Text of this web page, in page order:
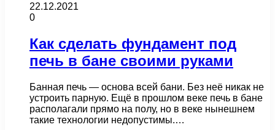
22.12.2021
0
Как сделать фундамент под
печь в бане своими руками
Банная печь — основа всей бани. Без неё никак не
устроить парную. Ещё в прошлом веке печь в бане
располагали прямо на полу, но в веке нынешнем
такие технологии недопустимы.…